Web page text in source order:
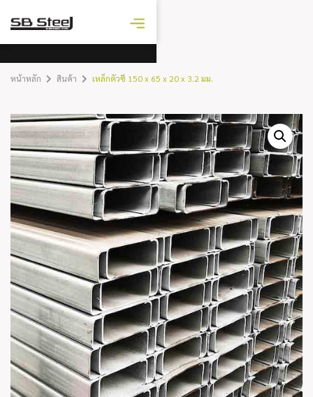
ราคาเหล็ก
หน้าหลัก สินค้า เหล็กตัวซี 150 x 65 x 20 x 3.2 มม.